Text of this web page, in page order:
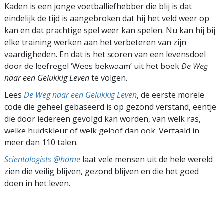
Kaden is een jonge voetballiefhebber die blij is dat
eindelijk de tijd is aangebroken dat hij het veld weer op
kan en dat prachtige spel weer kan spelen. Nu kan hij bij
elke training werken aan het verbeteren van zijn
vaardigheden. En dat is het scoren van een levensdoel
door de leefregel ‘Wees bekwaam’ uit het boekDe Weg
naar een Gelukkig Levente volgen.
Lees De Weg naar een Gelukkig Leven, de eerste morele
code die geheel gebaseerd is op gezond verstand, eentje
die door iedereen gevolgd kan worden, van welk ras,
welke huidskleur of welk geloof dan ook. Vertaald in
meer dan 110 talen.
Scientologists @home laat vele mensen uit de hele wereld
zien die veilig blijven, gezond blijven en die het goed
doen in het leven.